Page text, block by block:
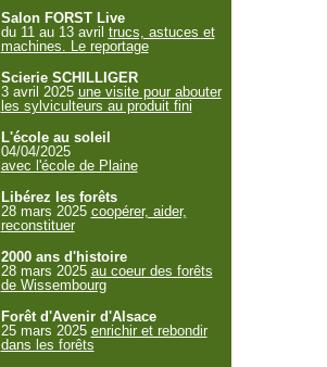
Salon FORST Live
du 11 au 13 avril trucs, astuces et
machines. Le reportage
Scierie SCHILLIGER
3 avril 2025 une visite pour abouter
les sylviculteurs au produit fini
L'école au soleil
04/04/2025
avec l'école de Plaine
Libérez les forêts
28 mars 2025 coopérer, aider,
reconstituer
2000 ans d'histoire
28 mars 2025 au coeur des forêts
de Wissembourg
Forêt d'Avenir d'Alsace
25 mars 2025 enrichir et rebondir
dans les forêts